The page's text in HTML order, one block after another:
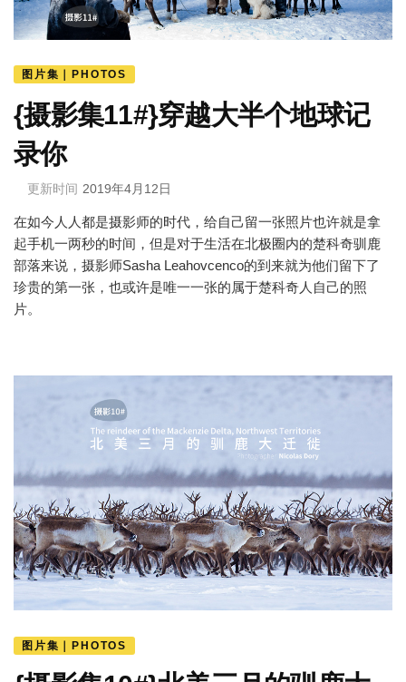
图片集｜PHOTOS
{摄影集11#}穿越大半个地球记
录你
更新时间 2019年4月12日
在如今人人都是摄影师的时代，给自己留一张照片也许就是拿
起手机一两秒的时间，但是对于生活在北极圈内的楚科奇驯鹿
部落来说，摄影师Sasha Leahovcenco的到来就为他们留下了
珍贵的第一张，也或许是唯一一张的属于楚科奇人自己的照
片。
图片集｜PHOTOS